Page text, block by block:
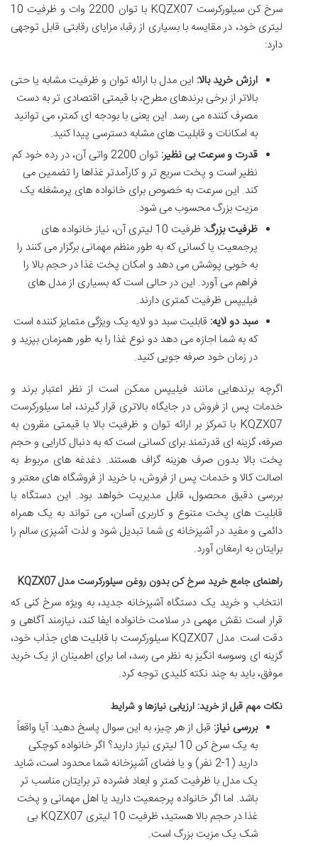
سرخ کن سیلورکرست KQZX07 با توان 2200 وات و ظرفیت 10
لیتری خود، در مقایسه با بسیاری از رقبا، مزایای رقابتی قابل توجهی
دارد:
ارزش خرید بالا: این مدل با ارائه توان و ظرفیت مشابه یا حتی
بالاتر از برخی برندهای مطرح، با قیمتی اقتصادی تر به دست
مصرف کننده می رسد. این یعنی با بودجه ای کمتر، می توانید
به امکانات و قابلیت های مشابه دسترسی پیدا کنید.
قدرت و سرعت بی نظیر:
توان 2200 واتی آن، در رده خود کم
نظیر است و پخت سریع تر و کارآمدتر غذاها را تضمین می
کند. این سرعت به خصوص برای خانواده های پرمشغله یک
مزیت بزرگ محسوب می شود.
ظرفیت بزرگ:
ظرفیت 10 لیتری آن، نیاز خانواده های
پرجمعیت یا کسانی که به طور منظم مهمانی برگزار می کنند را
به خوبی پوشش می دهد و امکان پخت غذا در حجم بالا را
فراهم می آورد. این در حالی است که بسیاری از مدل های
فیلیپس ظرفیت کمتری دارند.
سبد دو لایه: قابلیت سبد دو لایه یک ویژگی متمایز کننده است
که به شما اجازه می دهد دو نوع غذا را به طور همزمان بپزید و
در زمان خود صرفه جویی کنید.
اگرچه برندهایی مانند فیلیپس ممکن است از نظر اعتبار برند و
خدمات پس از فروش در جایگاه بالاتری قرار گیرند، اما سیلورکرست
KQZX07 با تمرکز بر ارائه توان و ظرفیت بالا با قیمتی مقرون به
صرفه، گزینه ای قدرتمند برای کسانی است که به دنبال کارایی و حجم
پخت بالا بدون صرف هزینه گزاف هستند. دغدغه های مربوط به
اصالت کالا و خدمات پس از فروش، با خرید از فروشگاه های معتبر و
بررسی دقیق محصول، قابل مدیریت خواهد بود. این دستگاه با
قابلیت های پخت متنوع و کاربری آسان، می تواند به یک همراه
دائمی و مفید در آشپزخانه ی شما تبدیل شود و لذت آشپزی سالم را
برایتان به ارمغان آورد.
راهنمای جامع خرید سرخ کن بدون روغن سیلورکرست مدل KQZX07
انتخاب و خرید یک دستگاه آشپزخانه جدید، به ویژه سرخ کنی که
قرار است نقش مهمی در سلامت خانواده ایفا کند، نیازمند آگاهی و
دقت است. مدل KQZX07 سیلورکرست با قابلیت های جذاب خود،
گزینه ای وسوسه انگیز به نظر می رسد، اما برای اطمینان از یک خرید
موفق، باید به چند نکته کلیدی توجه کرد.
نکات مهم قبل از خرید: ارزیابی نیازها و شرایط
بررسی نیاز: قبل از هر چیز، به این سوال پاسخ دهید: آیا واقعاً
به یک سرخ کن 10 لیتری نیاز دارید؟ اگر خانواده کوچکی
دارید (1-2 نفر) و یا فضای آشپزخانه شما محدود است، شاید
یک مدل با ظرفیت کمتر و ابعاد فشرده تر برایتان مناسب تر
باشد. اما اگر خانواده پرجمعیت دارید یا اهل مهمانی و پخت
غذا در حجم بالا هستید، ظرفیت 10 لیتری KQZX07 بی
شک یک مزیت بزرگ است.